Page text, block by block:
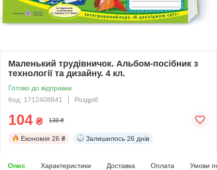
Маленький трудівничок. Альбом-посібник з
технології та дизайну. 4 кл.
Готово до відправки
Код: 1712408841
Роздріб
104 ₴ 130 ₴
Економія 26 ₴ Залишилось 26 днів
Опис Характеристики Доставка Оплата Умови